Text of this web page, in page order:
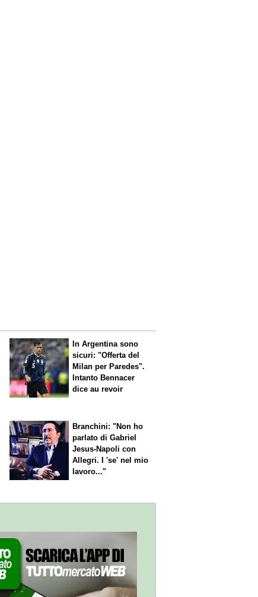
In Argentina sono
sicuri: "Offerta del
Milan per Paredes".
Intanto Bennacer
diceau revoir
Branchini: "Non ho
parlato di Gabriel
Jesus-Napoli con
Allegri. I 'se' nel mio
lavoro..."